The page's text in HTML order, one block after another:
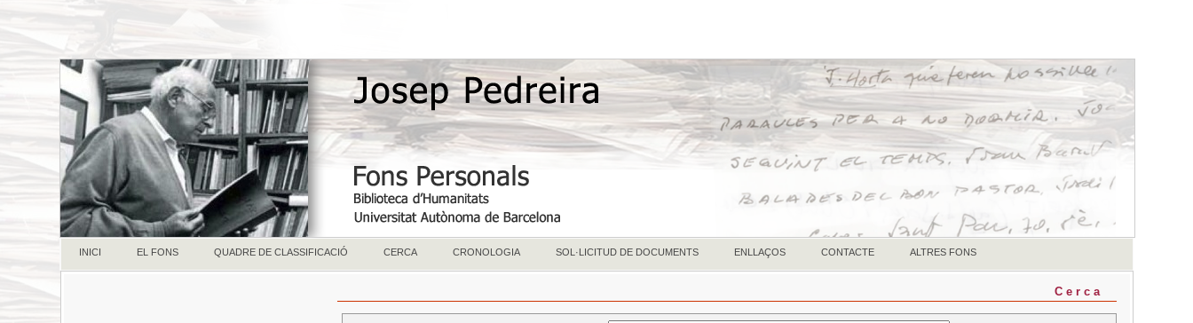
INICI EL FONS QUADRE DE CLASSIFICACIÓ CERCA CRONOLOGIA SOL·LICITUD DE DOCUMENTS ENLLAÇOS CONTACTE ALTRES FONS
Cerca